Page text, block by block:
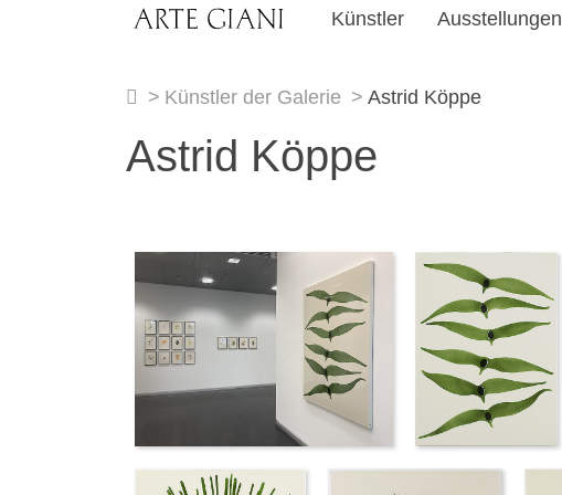
Skip to content Künstler Ausstellungen
Künstler der Galerie Astrid Köppe
Astrid Köppe